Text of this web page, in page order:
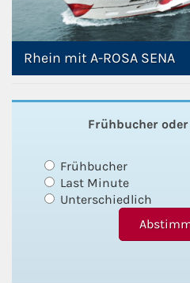
Rhein mit A-ROSA SENA
Frühbucher
Frühbucher
Last Minute
Unterschiedlich